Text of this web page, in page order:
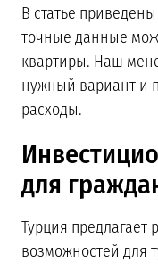
В статье
точные данные
квартиры. Наш
нужный вариант и
расходы.
для
Турция
возможностей для